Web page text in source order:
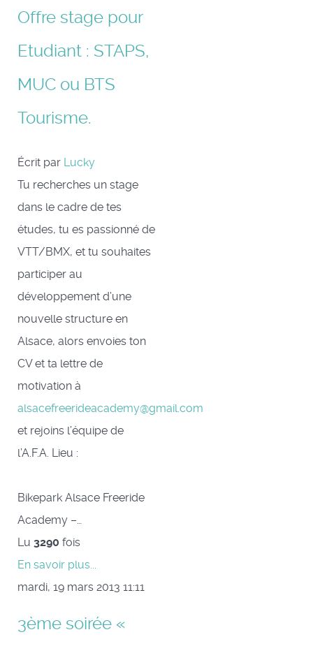
Offre stage pour
Etudiant : STAPS,
MUC ou BTS
Tourisme.
Écrit par Lucky
Tu recherches un stage
dans le cadre de tes
études, tu es passionné de
VTT/BMX, et tu souhaites
participer au
développement d’une
nouvelle structure en
Alsace, alors envoies ton
CV et ta lettre de
motivation à
alsacefreerideacademy@gmail.com
et rejoins l’équipe de
l’A.F.A. Lieu :
Bikepark Alsace Freeride
Academy –…
Lu 3290 fois
En savoir plus...
mardi, 19 mars 2013 11:11
3ème soirée «